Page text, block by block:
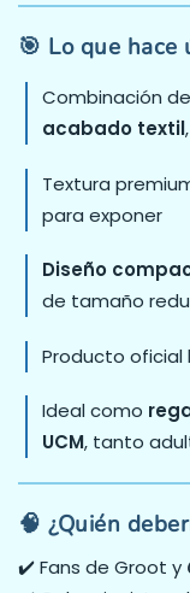
🎯 Lo que
Combinación de
acabado textil
Textura
para exponer
Diseño
de tamaño
Producto oficial
Ideal como
UCM, tanto
🧠 ¿Quién
✔️ Fans de Groot y